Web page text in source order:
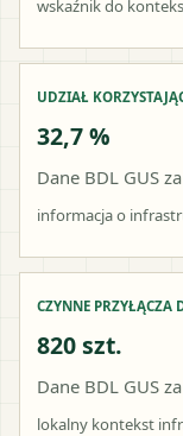
wskaźnik do
UDZIAŁ
32,7 %
Dane BDL GUS
informacja o
CZYNNE PRZYŁĄCZA
820 szt.
Dane BDL GUS
lokalny kontekst